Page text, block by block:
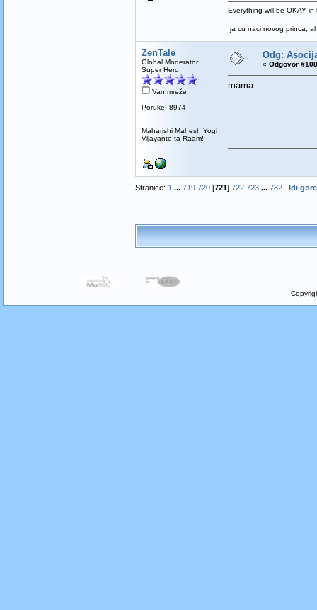
Everything will be OKAY
ja cu naci novog princa,
ZenTale
Global Moderator
Super Hero
Van mreže
Poruke: 8974
Maharishi Mahesh Yogi
Vijayante ta Raam!
Odg:
« Odgovor
mama
Stranice: 1 ... 719 720[721] 722 723 ... 782 Idi gore